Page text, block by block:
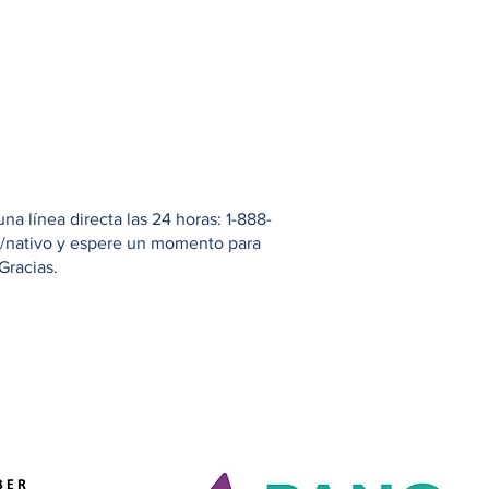
línea directa las 24 horas: 1-888-
y espere un momento para